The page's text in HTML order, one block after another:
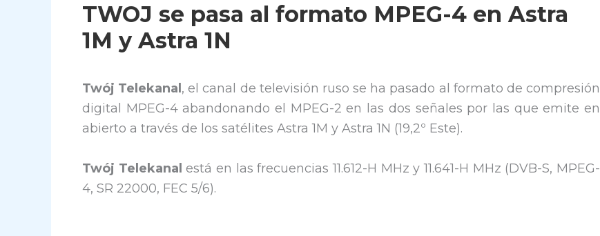
TWOJ se pasa al formato MPEG-4 en Astra
1M y Astra 1N
Twój Telekanal , el canal de televisión ruso se ha pasado al formato de compresión
digital MPEG-4 abandonando el MPEG-2 en las dos señales por las que emite en
abierto a través de los satélites Astra 1M y Astra 1N (19,2º Este).
Twój Telekanal está en las frecuencias 11.612-H MHz y 11.641-H MHz (DVB-S, MPEG-
4, SR 22000, FEC 5/6).